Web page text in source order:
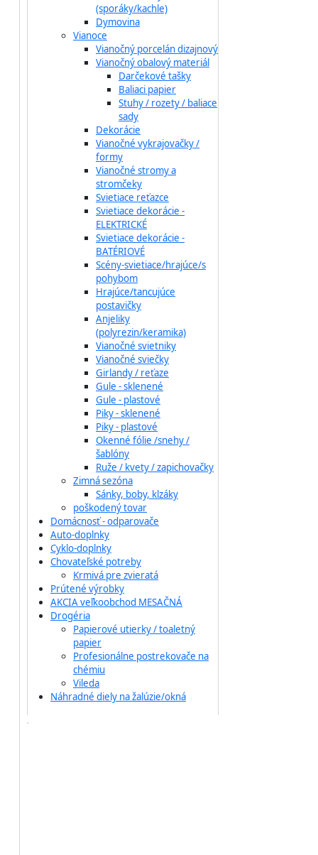
(sporáky/kachle)
Dymovina
Vianoce
Vianočný porcelán dizajnový
Vianočný obalový materiál
Darčekové tašky
Baliaci papier
Stuhy / rozety / baliace
sady
Dekorácie
Vianočné vykrajovačky /
formy
Vianočné stromy a
stromčeky
Svietiace reťazce
Svietiace dekorácie -
ELEKTRICKÉ
Svietiace dekorácie -
BATÉRIOVÉ
Scény-svietiace/hrajúce/s
pohybom
Hrajúce/tancujúce
postavičky
Anjeliky
(polyrezin/keramika)
Vianočné svietniky
Vianočné sviečky
Girlandy / reťaze
Gule - sklenené
Gule - plastové
Piky - sklenené
Piky - plastové
Okenné fólie /snehy /
šablóny
Ruže / kvety / zapichovačky
Zimná sezóna
Sánky, boby, klzáky
poškodený tovar
Domácnosť - odparovače
Auto-doplnky
Cyklo-doplnky
Chovateľské potreby
Krmivá pre zvieratá
Prútené výrobky
AKCIA veľkoobchod MESAČNÁ
Drogéria
Papierové utierky / toaletný
papier
Profesionálne postrekovače na
chémiu
Vileda
Náhradné diely na žalúzie/okná